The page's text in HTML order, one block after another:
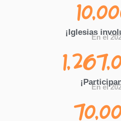
¡Iglesias
En el
En el